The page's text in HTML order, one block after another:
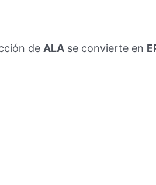
de ALA se convierte en